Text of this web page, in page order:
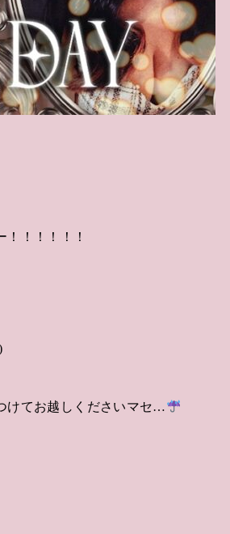
！！！！！
けてお越しくださいマセ…